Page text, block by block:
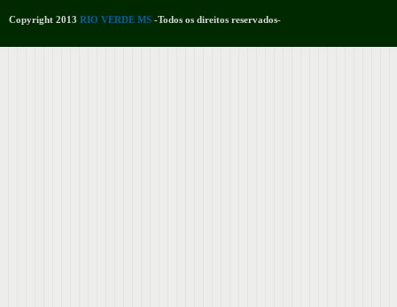
Copyright 2013 RIO VERDE MS -Todos os direitos reservados-